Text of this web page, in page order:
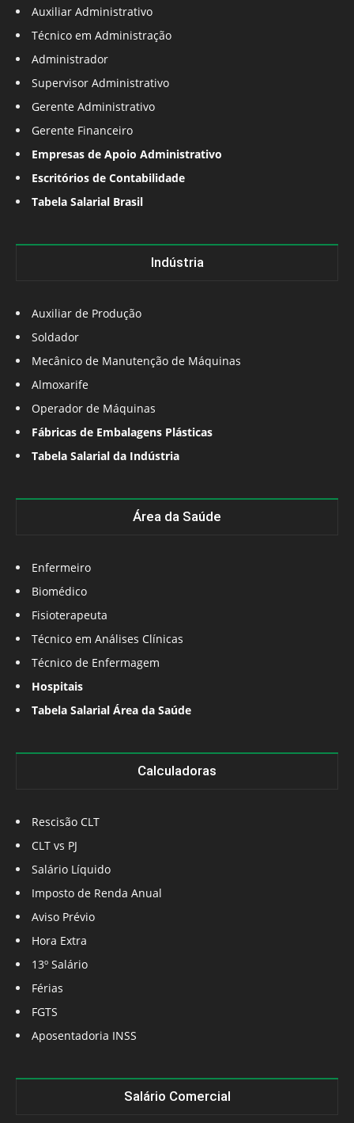
Auxiliar Administrativo
Técnico em Administração
Administrador
Supervisor Administrativo
Gerente Administrativo
Gerente Financeiro
Empresas de Apoio Administrativo
Escritórios de Contabilidade
Tabela Salarial Brasil
Indústria
Auxiliar de Produção
Soldador
Mecânico de Manutenção de Máquinas
Almoxarife
Operador de Máquinas
Fábricas de Embalagens Plásticas
Tabela Salarial da Indústria
Área da Saúde
Enfermeiro
Biomédico
Fisioterapeuta
Técnico em Análises Clínicas
Técnico de Enfermagem
Hospitais
Tabela Salarial Área da Saúde
Calculadoras
Rescisão CLT
CLT vs PJ
Salário Líquido
Imposto de Renda Anual
Aviso Prévio
Hora Extra
13º Salário
Férias
FGTS
Aposentadoria INSS
Salário Comercial